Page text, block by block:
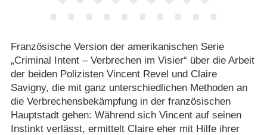
Französische Version der amerikanischen Serie
„Criminal Intent – Verbrechen im Visier“ über die Arbeit
der beiden Polizisten Vincent Revel und Claire
Savigny, die mit ganz unterschiedlichen Methoden an
die Verbrechensbekämpfung in der französischen
Hauptstadt gehen: Während sich Vincent auf seinen
Instinkt verlässt, ermittelt Claire eher mit Hilfe ihrer